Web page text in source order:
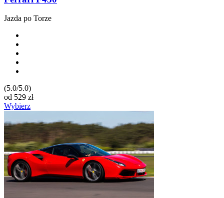
Jazda po Torze
(5.0/5.0)
od 529 zł
Wybierz